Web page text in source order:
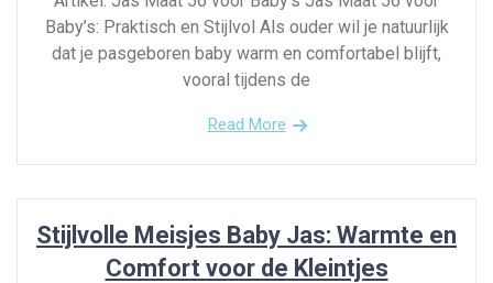
Baby’s: Praktisch en Stijlvol Als ouder wil je natuurlijk
dat je pasgeboren baby warm en comfortabel blijft,
vooral tijdens de
Read More
Stijlvolle Meisjes Baby Jas: Warmte en
Comfort voor de Kleintjes